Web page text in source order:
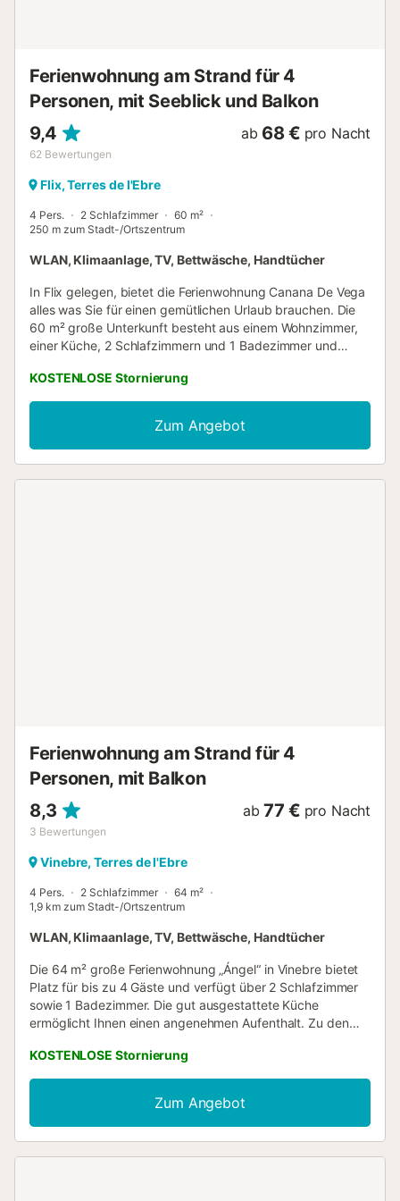
Ferienwohnung am Strand für 4
Personen, mit Seeblick und Balkon
9,4
62 Bewertungen
ab 68 € pro Nacht
Flix, Terres de l'Ebre
4 Pers. 2 Schlafzimmer
60 m²
250 m zum Stadt-/Ortszentrum
WLAN, Klimaanlage, TV, Bettwäsche, Handtücher
In Flix gelegen, bietet die Ferienwohnung Canana De Vega
alles was Sie für einen gemütlichen Urlaub brauchen. Die
60 m² große Unterkunft besteht aus einem Wohnzimmer,
einer Küche, 2 Schlafzimmern und 1 Badezimmer und
außerdem WLAN, ein TV, eine Klimaanlage sowie eine
Waschmaschine. Ein Babybett ist ebenfalls vorhanden.
Dieses Ferienhaus verfügt über einen privaten Balkon für
Ihre abendliche Entspannung. Ein Parkplatz ist auf dem
Grundstück vorhanden und kostenlose Parkplätze sind an
KOSTENLOSE Stornierung
Zum Angebot
Ferienwohnung am Strand für 4
Personen, mit Balkon
8,3
3 Bewertungen
ab 77 € pro Nacht
Vinebre, Terres de l'Ebre
4 Pers. 2 Schlafzimmer
64 m²
1,9 km zum Stadt-/Ortszentrum
WLAN, Klimaanlage, TV, Bettwäsche, Handtücher
Die 64 m² große Ferienwohnung „Ángel“ in Vinebre bietet
Platz für bis zu 4 Gäste und verfügt über 2 Schlafzimmer
sowie 1 Badezimmer. Die gut ausgestattete Küche
ermöglicht Ihnen einen angenehmen Aufenthalt. Zu den
Waschmaschine und Aufzug. Genießen Sie Ihren privaten
Balkon und die offene Terrasse – ideal zum Entspannen
und um die Umgebung zu genießen. Parkmöglichkeiten
finden Sie bequem an der Straße. Bitte beachten Sie, dass
Veranstaltungen auf dem Grundstück nicht gestattet
KOSTENLOSE Stornierung
Zum Angebot